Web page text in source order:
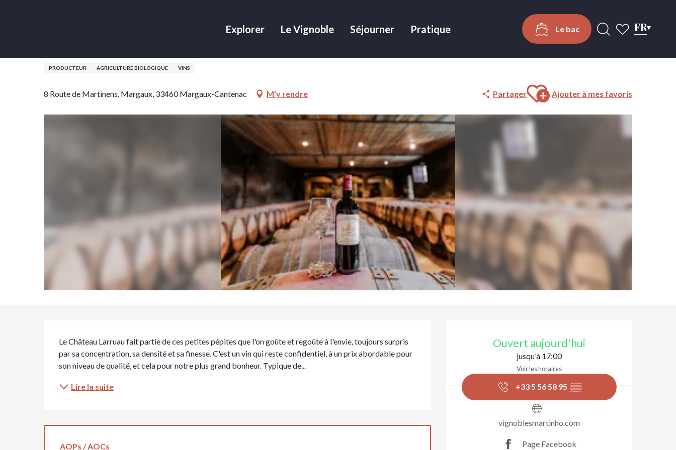
Le bac
FR
Explorer Le Vignoble Séjourner Pratique
PRODUCTEUR AGRICULTURE BIOLOGIQUE VINS
8 Route de Martinens, Margaux, 33460 Margaux-Cantenac M'y rendre Partager
Ajouter aux favoris
Ajouter à mes favoris
Ouvert aujourd'hui
jusqu'à 17:00
Voir les horaires
+33 5 56 58 95 ▒▒
vignoblesmartinho.com
Page Facebook
Le Château Larruau fait partie de ces petites pépites que l'on goûte et regoûte à l'envie, toujours surpris
par sa concentration, sa densité et sa finesse. C'est un vin qui reste confidentiel, à un prix abordable pour
son niveau de qualité, et cela pour notre plus grand bonheur. Typique de...
Lire la suite
AOPs / AOCs